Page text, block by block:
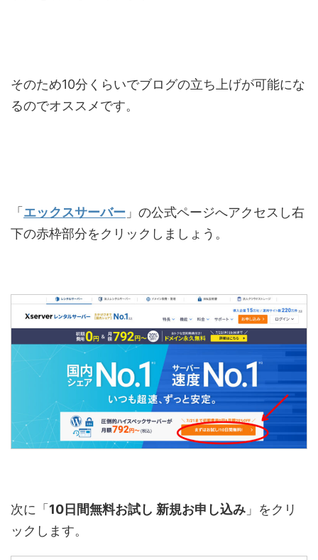
そのため10分くらいでブログの立ち上げが可能にな
るのでオススメです。
「エックスサーバー 」の公式ページへアクセスし右
下の赤枠部分をクリックしましょう。
次に「10日間無料お試し 新規お申し込み 」をクリ
ックします。